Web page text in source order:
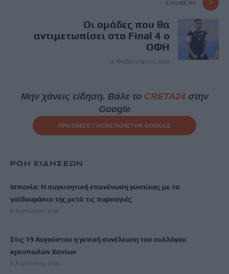
ΕΠΌΜΕΝΟ
Οι ομάδες που θα
αντιμετωπίσει στο Final 4 ο
ΟΦΗ
25 Φεβρουαρίου, 2026
Μην χάνεις είδηση. Βάλε το CRETA24στην
Google
ΠΡΟΣΘΕΣΕ ΤΟCRETA24ΣΤΗΝ GOOGLE
ΡΟΗ ΕΙΔΗΣΕΩΝ
Ισπανία: Η συγκινητική επανένωση γυναίκας με τα
γαϊδουράκια της μετά τις πυρκαγιές
8 Αυγούστου, 2026
Στις 19 Αυγούστου η γενική συνέλευση του συλλόγου
κρεοπωλών Χανίων
8 Αυγούστου, 2026